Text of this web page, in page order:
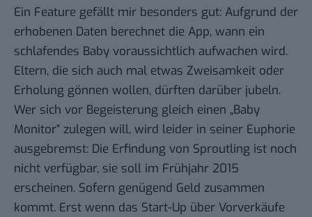
Ein Feature gefällt mir besonders gut: Aufgrund der
erhobenen Daten berechnet die App, wann ein
schlafendes Baby voraussichtlich aufwachen wird.
Eltern, die sich auch mal etwas Zweisamkeit oder
Erholung gönnen wollen, dürften darüber jubeln.
Wer sich vor Begeisterung gleich einen „Baby
Monitor“ zulegen will, wird leider in seiner Euphorie
ausgebremst: Die Erfindung von Sproutling ist noch
nicht verfügbar, sie soll im Frühjahr 2015
erscheinen. Sofern genügend Geld zusammen
kommt. Erst wenn das Start-Up über Vorverkäufe